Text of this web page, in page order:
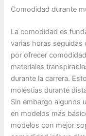
Comodidad durante
La comodidad es
varias horas
por ofrecer
materiales
durante la carrera.
molestias durante
Sin embargo algunos
en modelos más
modelos con mejor